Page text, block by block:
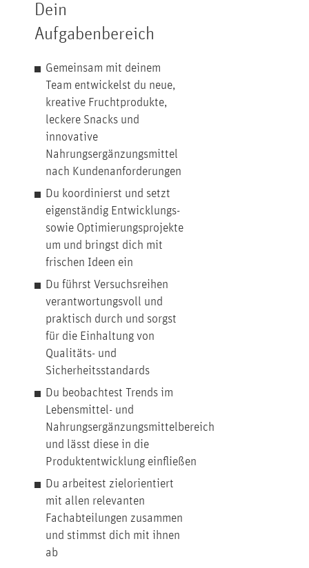
Dein
Aufgabenbereich
Gemeinsam mit deinem
Team entwickelst du neue,
kreative Fruchtprodukte,
leckere Snacks und
innovative
Nahrungsergänzungsmittel
nach Kundenanforderungen
Du koordinierst und setzt
eigenständig Entwicklungs-
sowie Optimierungsprojekte
um und bringst dich mit
frischen Ideen ein
Du führst Versuchsreihen
verantwortungsvoll und
praktisch durch und sorgst
für die Einhaltung von
Qualitäts- und
Sicherheitsstandards
Du beobachtest Trends im
Lebensmittel- und
Nahrungsergänzungsmittelbereich
und lässt diese in die
Produktentwicklung einfließen
Du arbeitest zielorientiert
mit allen relevanten
Fachabteilungen zusammen
und stimmst dich mit ihnen
ab